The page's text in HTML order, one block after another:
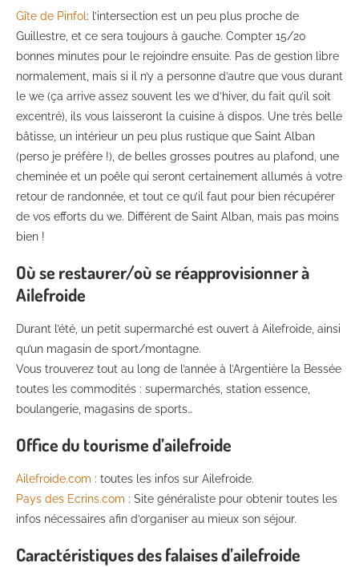
Gîte de Pinfol: l’intersection est un peu plus proche de
Guillestre, et ce sera toujours à gauche. Compter 15/20
bonnes minutes pour le rejoindre ensuite. Pas de gestion libre
normalement, mais si il n’y a personne d’autre que vous durant
le we (ça arrive assez souvent les we d’hiver, du fait qu’il soit
excentré), ils vous laisseront la cuisine à dispos. Une très belle
bâtisse, un intérieur un peu plus rustique que Saint Alban
(perso je préfère !), de belles grosses poutres au plafond, une
cheminée et un poêle qui seront certainement allumés à votre
retour de randonnée, et tout ce qu’il faut pour bien récupérer
de vos efforts du we. Différent de Saint Alban, mais pas moins
bien !
Où se restaurer/où se réapprovisionner à
Ailefroide
Durant l’été, un petit supermarché est ouvert à Ailefroide, ainsi
qu’un magasin de sport/montagne.
Vous trouverez tout au long de l’année à l’Argentière la Bessée
toutes les commodités : supermarchés, station essence,
boulangerie, magasins de sports…
Office du tourisme d’ailefroide
Ailefroide.com : toutes les infos sur Ailefroide.
Pays des Ecrins.com : Site généraliste pour obtenir toutes les
infos nécessaires afin d’organiser au mieux son séjour.
Caractéristiques des falaises d’ailefroide